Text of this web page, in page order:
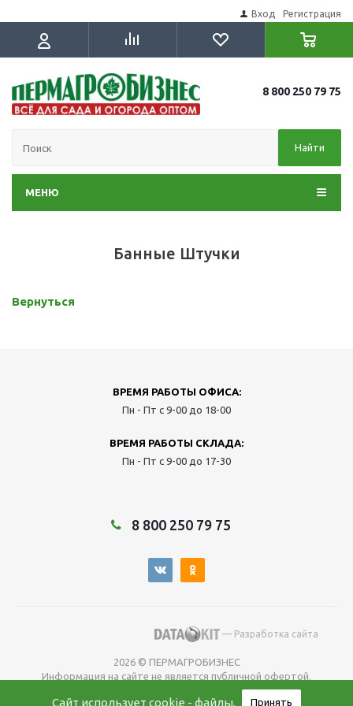
Вход Регистрация
8 800 250 79 75
Найти
МЕНЮ
Банные Штучки
Вернуться
ВРЕМЯ РАБОТЫ ОФИСА:
Пн - Пт с 9-00 до 18-00
ВРЕМЯ РАБОТЫ СКЛАДА:
Пн - Пт с 9-00 до 17-30
8 800 250 79 75
— Разработка сайта
2026 © ПЕРМАГРОБИЗНЕС
Информация на сайте не является публичной офертой.
Сайт использует cookie - файлы. Принять